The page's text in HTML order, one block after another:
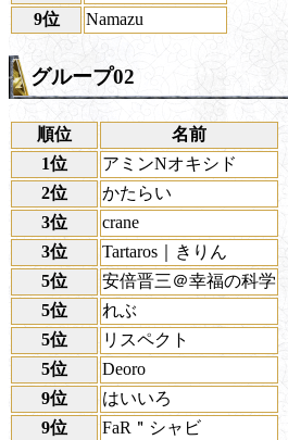
9位
Namazu
グループ02
順位
名前
1位
アミンNオキシド
2位
かたらい
3位
crane
3位
Tartaros｜きりん
5位
安倍晋三＠幸福の科学
5位
れぶ
5位
リスペクト
5位
Deoro
9位
はいいろ
9位
FaR＂シャビ